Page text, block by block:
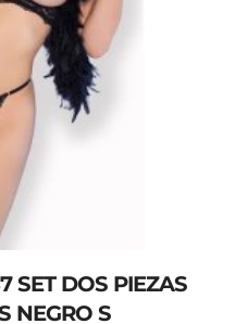
SET DOS PIEZAS
NEGRO S